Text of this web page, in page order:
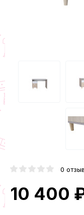
0
10 400